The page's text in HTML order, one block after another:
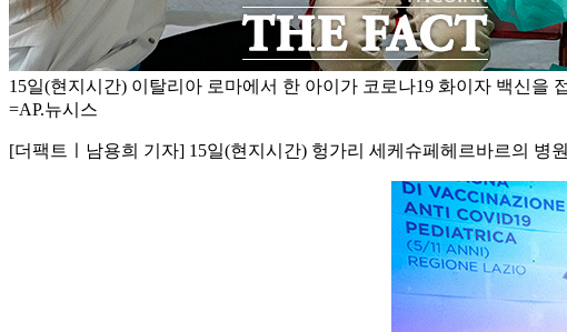
15일(현지시간) 이탈리아 로마에서 한 아이가 코로나19 화이자 백신을
=AP.뉴시스
[더팩트ㅣ남용희 기자] 15일(현지시간) 헝가리 세케슈페헤르바르의 병